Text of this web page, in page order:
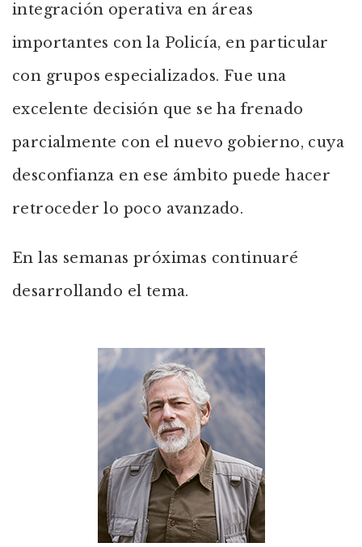
integración operativa en áreas
importantes con la Policía, en particular
con grupos especializados. Fue una
excelente decisión que se ha frenado
parcialmente con el nuevo gobierno, cuya
desconfianza en ese ámbito puede hacer
retroceder lo poco avanzado.
En las semanas próximas continuaré
desarrollando el tema.